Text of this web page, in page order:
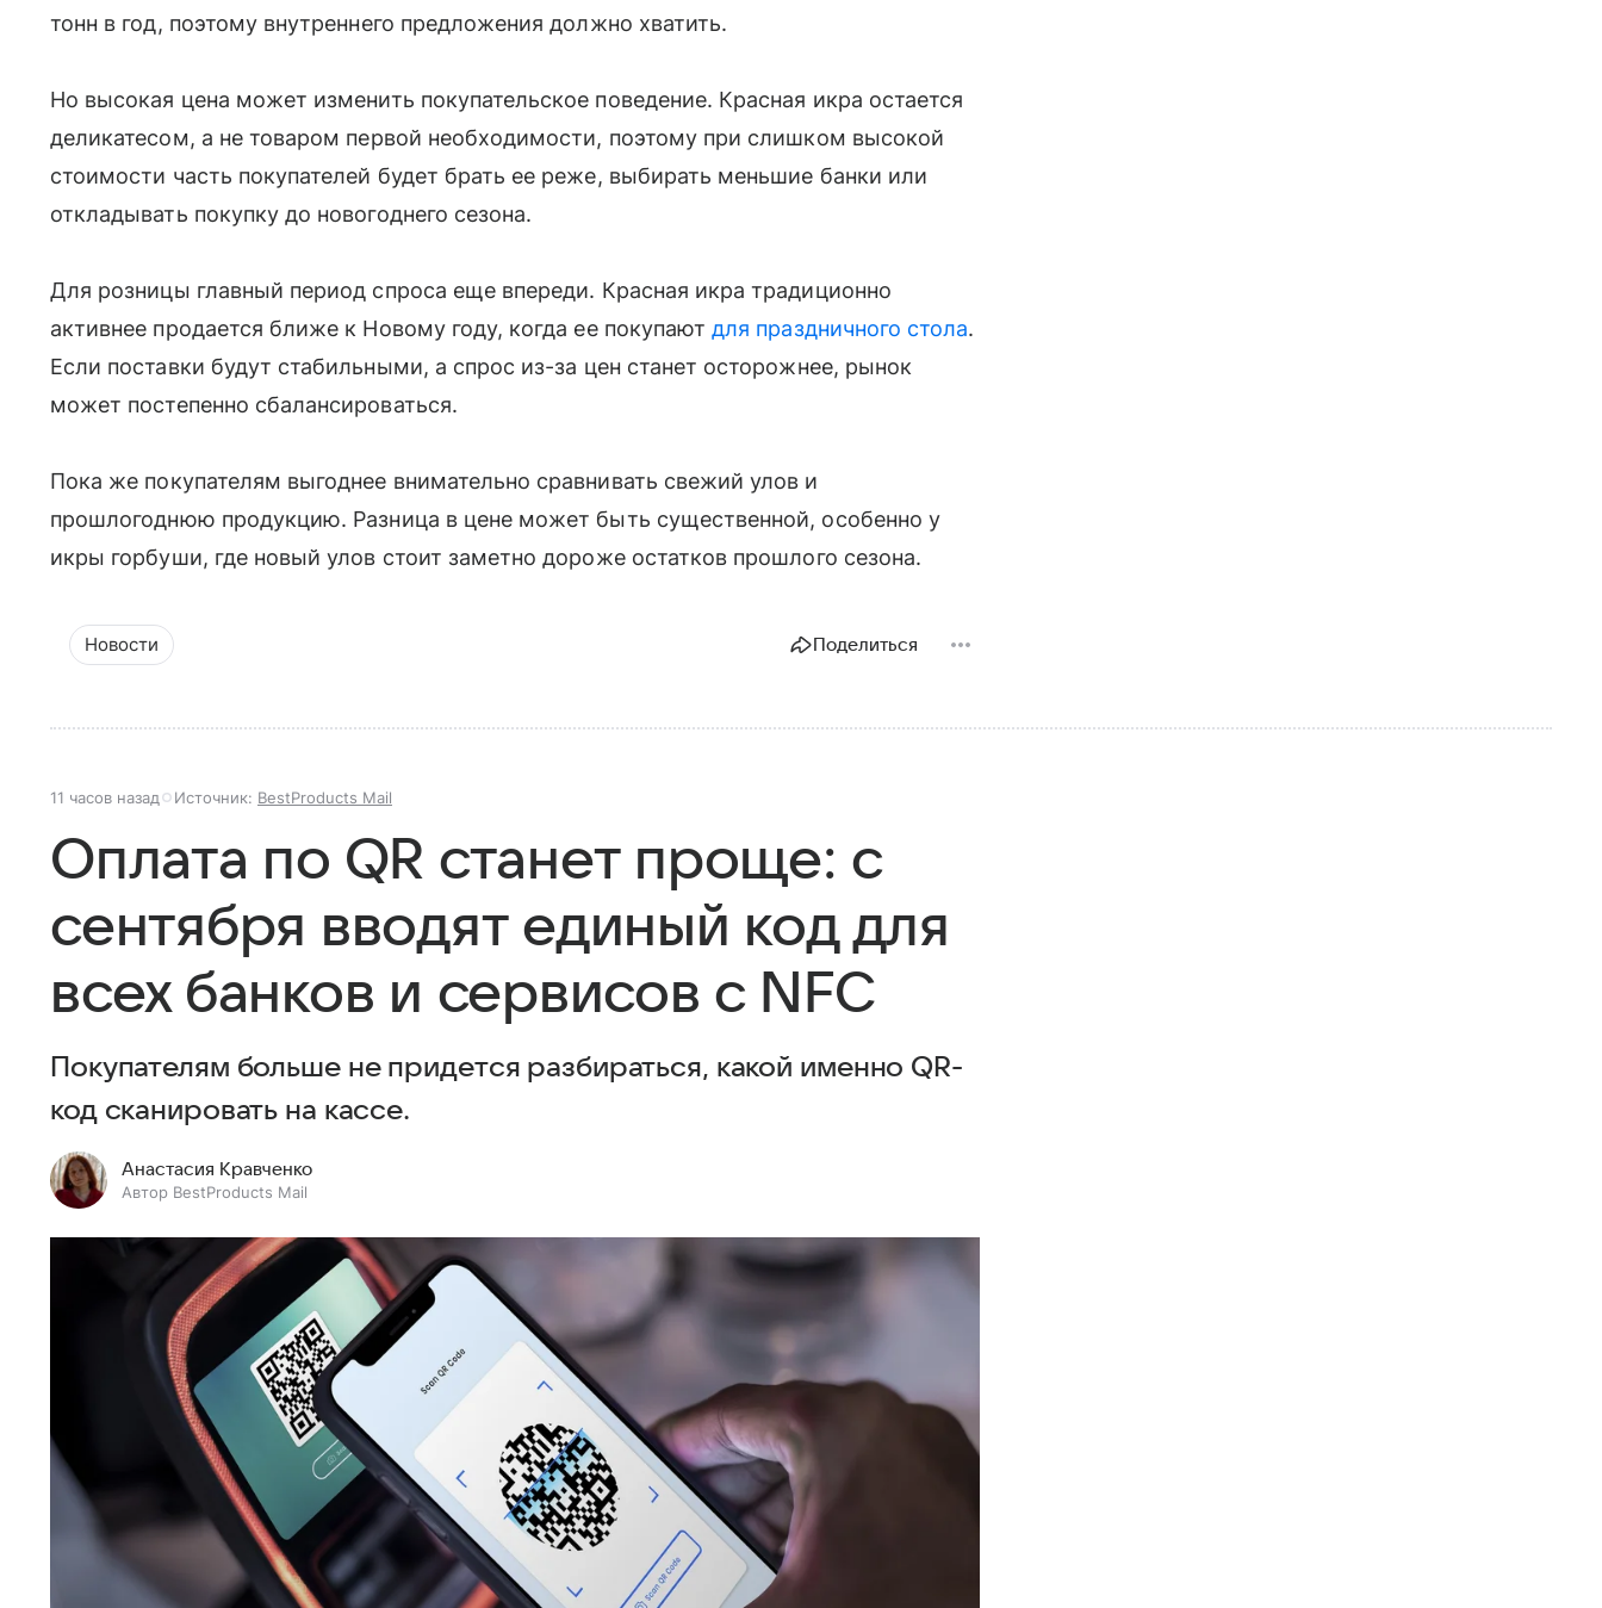
тонн в год, поэтому внутреннего предложения должно хватить.
Но высокая цена может изменить покупательское поведение. Красная икра остается
деликатесом, а не товаром первой необходимости, поэтому при слишком высокой
стоимости часть покупателей будет брать ее реже, выбирать меньшие банки или
откладывать покупку до новогоднего сезона.
Для розницы главный период спроса еще впереди. Красная икра традиционно
активнее продается ближе к Новому году, когда ее покупаютдля праздничного стола.
Если поставки будут стабильными, а спрос из-за цен станет осторожнее, рынок
может постепенно сбалансироваться.
Пока же покупателям выгоднее внимательно сравнивать свежий улов и
прошлогоднюю продукцию. Разница в цене может быть существенной, особенно у
икры горбуши, где новый улов стоит заметно дороже остатков прошлого сезона.
Новости Поделиться
11 часов назад Источник: BestProducts Mail
Оплата по QR станет проще: с
сентября вводят единый код для
всех банков и сервисов с NFC
Покупателям больше не придется разбираться, какой именно QR-
код сканировать на кассе.
Анастасия Кравченко
Автор BestProducts Mail